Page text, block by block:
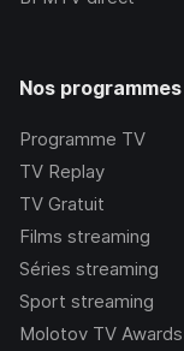
Nos programmes
Programme TV
TV Replay
TV Gratuit
Films streaming
Séries streaming
Sport streaming
Molotov TV Awards